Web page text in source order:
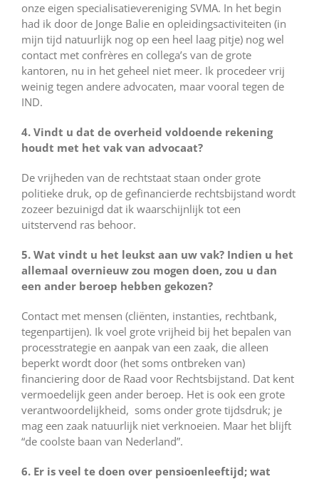
onze eigen specialisatievereniging SVMA. In het begin
had ik door de Jonge Balie en opleidingsactiviteiten (in
mijn tijd natuurlijk nog op een heel laag pitje) nog wel
contact met confrères en collega’s van de grote
kantoren, nu in het geheel niet meer. Ik procedeer vrij
weinig tegen andere advocaten, maar vooral tegen de
IND.
4. Vindt u dat de overheid voldoende rekening
houdt met het vak van advocaat?
De vrijheden van de rechtstaat staan onder grote
politieke druk, op de gefinancierde rechtsbijstand wordt
zozeer bezuinigd dat ik waarschijnlijk tot een
uitstervend ras behoor.
5. Wat vindt u het leukst aan uw vak? Indien u het
allemaal overnieuw zou mogen doen, zou u dan
een ander beroep hebben gekozen?
Contact met mensen (cliënten, instanties, rechtbank,
tegenpartijen). Ik voel grote vrijheid bij het bepalen van
processtrategie en aanpak van een zaak, die alleen
beperkt wordt door (het soms ontbreken van)
financiering door de Raad voor Rechtsbijstand. Dat kent
vermoedelijk geen ander beroep. Het is ook een grote
verantwoordelijkheid, soms onder grote tijdsdruk; je
mag een zaak natuurlijk niet verknoeien. Maar het blijft
“de coolste baan van Nederland”.
6. Er is veel te doen over pensioenleeftijd; wat